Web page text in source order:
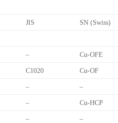
JIS SN (Swiss)
– Cu-OFE
C1020 Cu-OF
– –
– Cu-HCP
– –